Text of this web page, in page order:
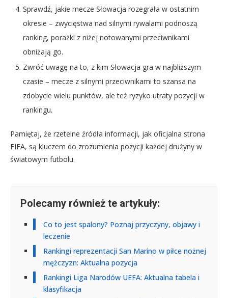
Sprawdź, jakie mecze Słowacja rozegrała w ostatnim
okresie – zwycięstwa nad silnymi rywalami podnoszą
ranking, porażki z niżej notowanymi przeciwnikami
obniżają go.
Zwróć uwagę na to, z kim Słowacja gra w najbliższym
czasie – mecze z silnymi przeciwnikami to szansa na
zdobycie wielu punktów, ale też ryzyko utraty pozycji w
rankingu.
Pamiętaj, że rzetelne źródła informacji, jak oficjalna strona
FIFA, są kluczem do zrozumienia pozycji każdej drużyny w
światowym futbolu.
Polecamy również te artykuły:
Co to jest spalony? Poznaj przyczyny, objawy i
leczenie
Rankingi reprezentacji San Marino w piłce nożnej
mężczyzn: Aktualna pozycja
Rankingi Liga Narodów UEFA: Aktualna tabela i
klasyfikacja